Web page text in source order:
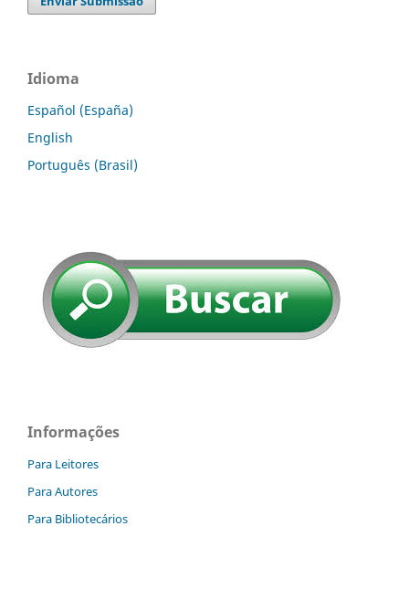
Idioma
Español (España)
English
Português (Brasil)
Informações
Para Leitores
Para Autores
Para Bibliotecários